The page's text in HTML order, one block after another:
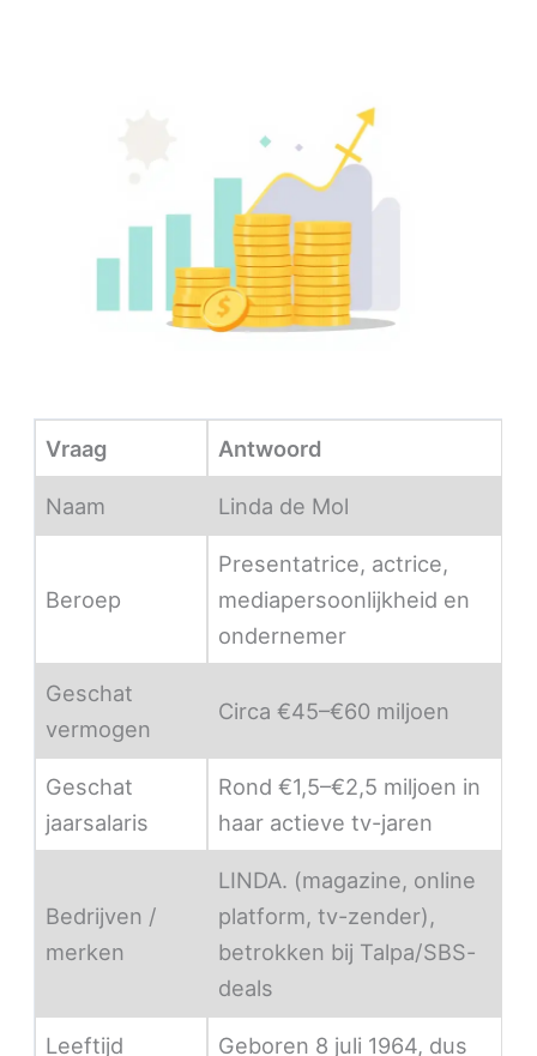
Vraag Antwoord
Naam Linda de Mol
Beroep
Presentatrice, actrice,
mediapersoonlijkheid en
ondernemer
Geschat
vermogen
Circa €45–€60 miljoen
Geschat
jaarsalaris
Rond €1,5–€2,5 miljoen in
haar actieve tv-jaren
Bedrijven /
merken
LINDA. (magazine, online
platform, tv-zender),
betrokken bij Talpa/SBS-
deals
Leeftijd
Geboren 8 juli 1964, dus